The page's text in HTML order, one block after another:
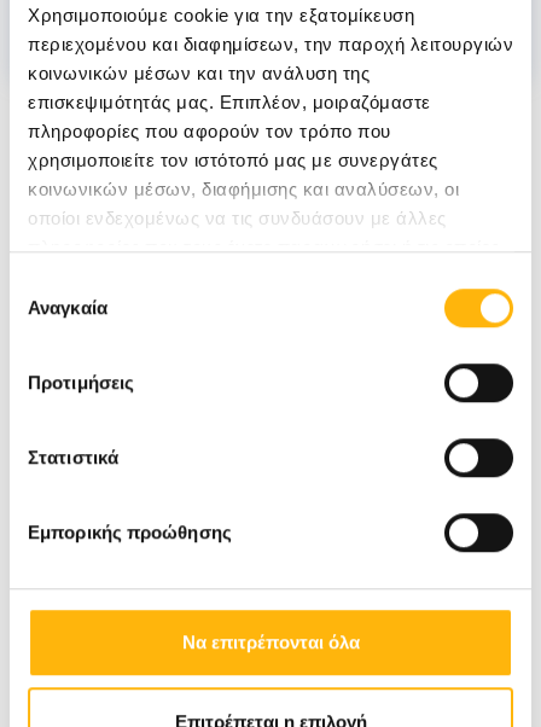
Χρησιμοποιούμε cookie για την εξατομίκευση
περιεχομένου και διαφημίσεων, την παροχή λειτουργιών
κοινωνικών μέσων και την ανάλυση της
επισκεψιμότητάς μας. Επιπλέον, μοιραζόμαστε
πληροφορίες που αφορούν τον τρόπο που
χρησιμοποιείτε τον ιστότοπό μας με συνεργάτες
κοινωνικών μέσων, διαφήμισης και αναλύσεων, οι
οποίοι ενδεχομένως να τις συνδυάσουν με άλλες
πληροφορίες που τους έχετε παραχωρήσει ή τις οποίες
των υπηρεσιών τους.
συγκατάθεσης
Αναγκαία
Προτιμήσεις
Στατιστικά
Εμπορικής προώθησης
Να επιτρέπονται όλα
Επιτρέπεται η επιλογή
Νέα